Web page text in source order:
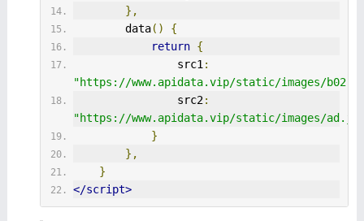
},
        data
()
{
return {
                src1
:
"https://www.apidata.vip/static/images/
                src2
:
"https://www.apidata.vip/static/images/
}
},
}
</script>